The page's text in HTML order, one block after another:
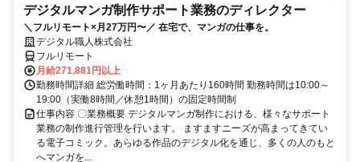
デジタルマンガ制作サポート業務のディレクター
＼フルリモート×月27万円〜／ 在宅で、マンガの仕事を。
デジタル職人株式会社
フルリモート
月給271,881円以上
勤務時間詳細 総労働時間：1ヶ月あたり160時間 勤務時間は10:00～
19:00（実働8時間／休憩1時間）の固定時間制
仕事内容 〇業務概要 デジタルマンガ制作における、様々なサポート
業務の制作進行管理を行います。 ますますニーズが高まってきてい
る電子コミック。あらゆる作品のデジタル化を通じ、多くの人のもと
へマンガを...